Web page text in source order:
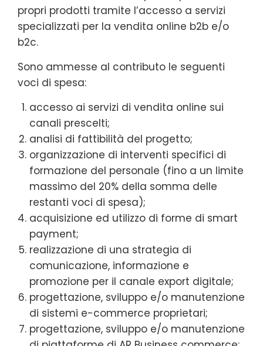
propri prodotti tramite l’accesso a servizi
specializzati per la vendita online b2b e/o
b2c.
Sono ammesse al contributo le seguenti
voci di spesa:
accesso ai servizi di vendita online sui
canali prescelti;
analisi di fattibilità del progetto;
organizzazione di interventi specifici di
formazione del personale (fino a un limite
massimo del 20% della somma delle
restanti voci di spesa);
acquisizione ed utilizzo di forme di smart
payment;
realizzazione di una strategia di
comunicazione, informazione e
promozione per il canale export digitale;
progettazione, sviluppo e/o manutenzione
di sistemi e-commerce proprietari;
progettazione, sviluppo e/o manutenzione